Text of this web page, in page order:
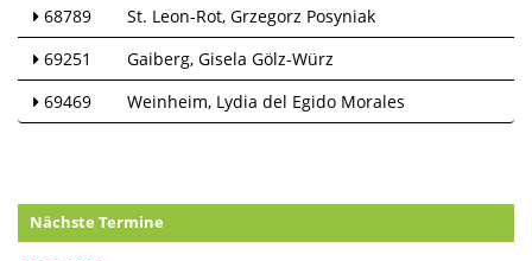
68789
St. Leon-Rot Grzegorz Posyniak
69251
Gaiberg Gisela Gölz-Würz
69469
Weinheim Lydia del Egido Morales
Nächste Termine